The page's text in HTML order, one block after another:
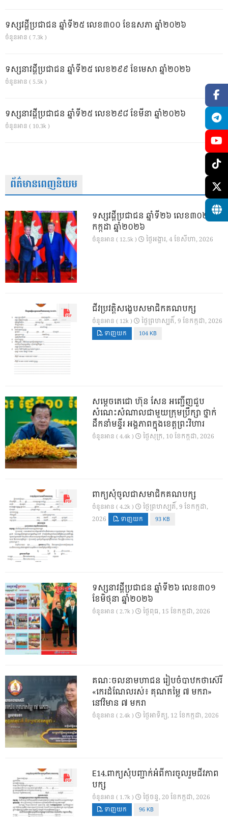
ទស្សវដ្តីប្រជាជន ឆ្នាំទី២៥ លេខ៣០០ ខែឧសភា ឆ្នាំ២០២៦
ចំនួនអាន ( 7.3k )
ទស្សនាវដ្ដីប្រជាជន ឆ្នាំទី២៥ លេខ២៩៩ ខែមេសា ឆ្នាំ២០២៦
ចំនួនអាន ( 5.5k )
ទស្សនាវដ្ដីប្រជាជន ឆ្នាំទី២៥ លេខ២៩៨ ខែមីនា ឆ្នាំ២០២៦
ចំនួនអាន ( 10.3k )
ព័ត៌មានពេញនិយម
ទស្សវដ្តីប្រជាជន ឆ្នាំទី២៦ លេខ៣០២ ខែ
កក្កដា ឆ្នាំ២០២៦
ចំនួនអាន ( 12.5k ) ថ្ងៃ​អង្គារ, 4 ខែ​សីហា, 2026
ជីវប្រវត្តិសង្ខេបសមាជិកគណបក្ស
ចំនួនអាន ( 12k ) ថ្ងៃ​ព្រហស្បតិ៍, 9 ខែ​កក្កដា, 2026
ទាញយក 104 KB
សម្តេចតេជោ ហ៊ុន សែន អញ្ជើញជួប
សំណេះសំណាលជាមួយក្រុមប្រឹក្សា ថ្នាក់
ដឹកនាំមន្ទីរ អង្គភាពក្នុងខេត្តព្រះវិហារ
ចំនួនអាន ( 4.4k ) ថ្ងៃ​សុក្រ, 10 ខែ​កក្កដា, 2026
ពាក្យសុំចូលជាសមាជិកគណបក្ស
ចំនួនអាន ( 4.2k )
ថ្ងៃ​ព្រហស្បតិ៍, 9 ខែ​កក្កដា,
2026
ទាញយក 93 KB
ទស្សនាវដ្ដីប្រជាជន ឆ្នាំទី២៦ លេខ៣០១
ខែមិថុនា ឆ្នាំ២០២៦
ចំនួនអាន ( 2.7k ) ថ្ងៃ​ពុធ, 15 ខែ​កក្កដា, 2026
គណៈចលនាមហាជន រៀបចំបាឋកថាស៊េរី
«កេរដំណែលរស់៖ គុណតម្លៃ ៧ មករា»
នៅវិមាន ៧ មករា
ចំនួនអាន ( 2.4k ) ថ្ងៃ​អាទិត្យ, 12 ខែ​កក្កដា, 2026
E14.ពាក្យសុំបញ្ជាក់អំពីការចូលរួមជីវភាព
បក្ស
ចំនួនអាន ( 1.7k ) ថ្ងៃ​ចន្ទ, 20 ខែ​កក្កដា, 2026
ទាញយក 96 KB